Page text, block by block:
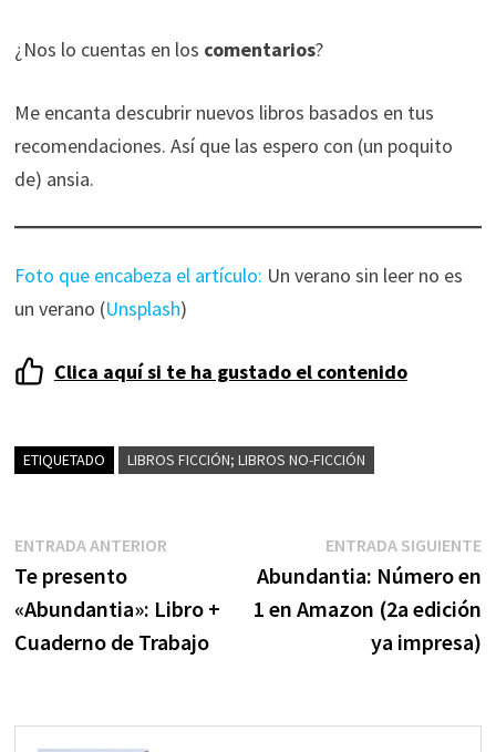
¿Nos lo cuentas en los comentarios?
Me encanta descubrir nuevos libros basados en tus
recomendaciones. Así que las espero con (un poquito
de) ansia.
Foto que encabeza el artículo: Un verano sin leer no es
un verano (Unsplash)
Clica aquí si te ha gustado el contenido
ETIQUETADO LIBROS FICCIÓN; LIBROS NO-FICCIÓN
Navegación
de
entradas
ENTRADA ANTERIOREntrada
Te presento
«Abundantia»: Libro +
Cuaderno de Trabajo
ENTRADA SIGUIENTE
Abundantia: Número en
1 en Amazon (2a edición
ya impresa)